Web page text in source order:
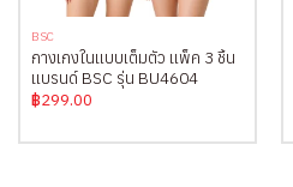
BSC
กางเกงในแบบเต็มตัว แพ็ค 3 ชิ้น
แบรนด์ BSC รุ่น BU4604
฿299.00